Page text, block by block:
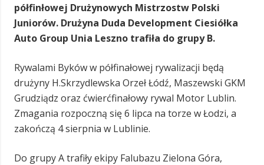
półfinłowej Drużynowych Mistrzostw Polski
Juniorów. Drużyna Duda Development Ciesiółka
Auto Group Unia Leszno trafiła do grupy B.
Rywalami Byków w półfinałowej rywalizacji będą
drużyny H.Skrzydlewska Orzeł Łódź, Maszewski GKM
Grudziądz oraz ćwierćfinałowy rywal Motor Lublin.
Zmagania rozpoczną się 6 lipca na torze w Łodzi, a
zakończą 4 sierpnia w Lublinie.
Do grupy A trafiły ekipy Falubazu Zielona Góra,